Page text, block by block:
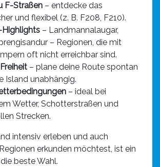
F-Straßen – entdecke das
und flexibel (z. B. F208, F210).
– Landmannalaugar,
– Regionen, die mit
oft nicht erreichbar sind.
– plane deine Route spontan
Island unabhängig.
– ideal bei
Wetter, Schotterstraßen und
Strecken.
intensiv erleben und auch
erkunden möchtest, ist ein
beste Wahl.